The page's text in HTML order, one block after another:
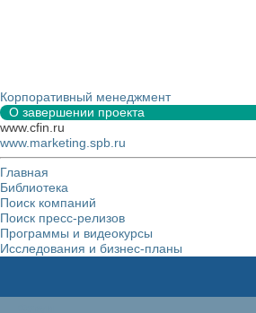
Корпоративный менеджмент
О завершении проекта
www.cfin.ru
www.marketing.spb.ru
Главная
Библиотека
Поиск компаний
Поиск пресс-релизов
Программы и видеокурсы
Исследования и бизнес-планы